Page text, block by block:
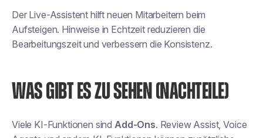
Der Live-Assistent hilft neuen Mitarbeitern beim
Aufsteigen. Hinweise in Echtzeit reduzieren die
Bearbeitungszeit und verbessern die Konsistenz.
WAS GIBT ES ZU SEHEN (NACHTEILE)
Viele KI-Funktionen sind Add-Ons. Review Assist, Voice